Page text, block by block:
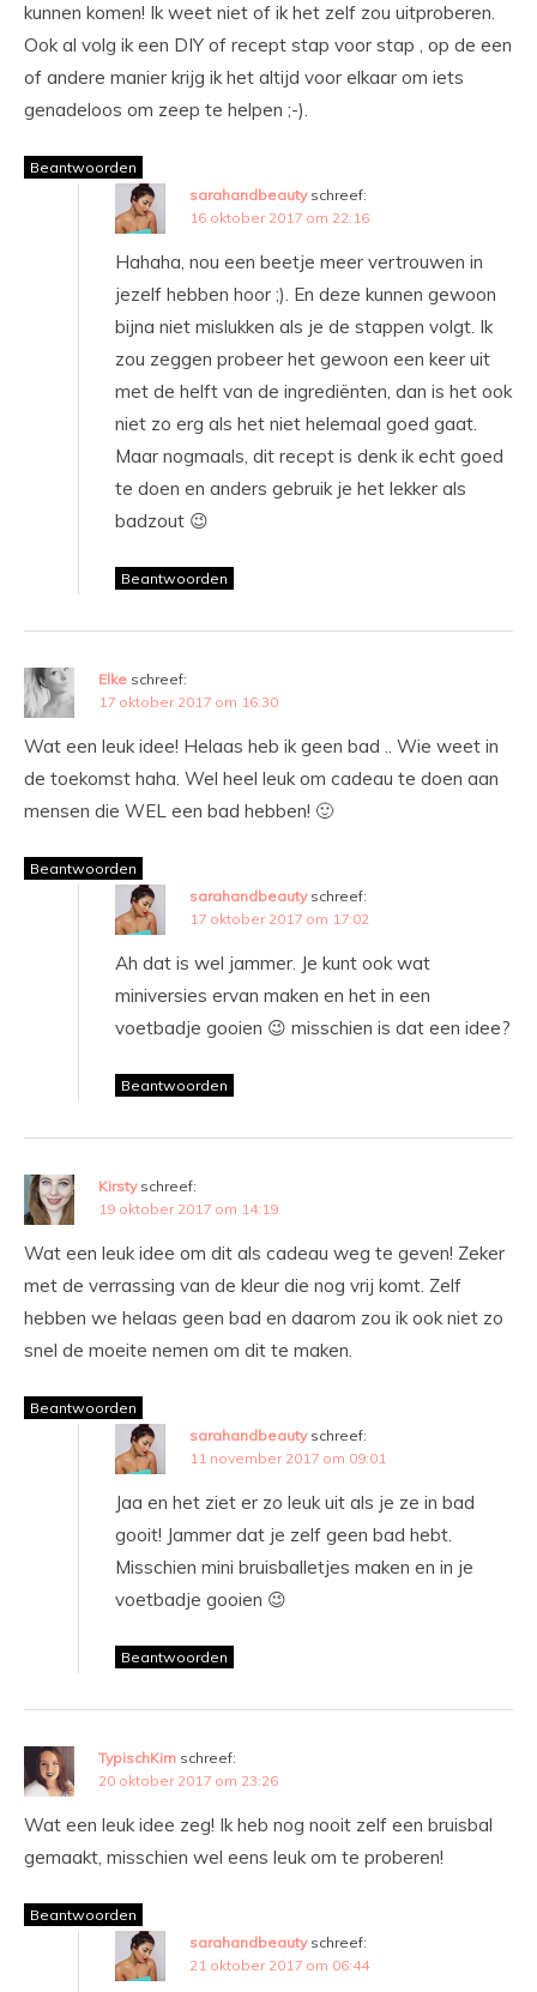
kunnen komen! Ik weet niet of ik het zelf zou uitproberen.
Ook al volg ik een DIY of recept stap voor stap , op de een
of andere manier krijg ik het altijd voor elkaar om iets
genadeloos om zeep te helpen ;-).
Beantwoorden
sarahandbeauty schreef:
16 oktober 2017 om 22:16
Hahaha, nou een beetje meer vertrouwen in
jezelf hebben hoor ;). En deze kunnen gewoon
bijna niet mislukken als je de stappen volgt. Ik
zou zeggen probeer het gewoon een keer uit
met de helft van de ingrediënten, dan is het ook
niet zo erg als het niet helemaal goed gaat.
Maar nogmaals, dit recept is denk ik echt goed
te doen en anders gebruik je het lekker als
badzout 😉
Beantwoorden
Elke schreef:
17 oktober 2017 om 16:30
Wat een leuk idee! Helaas heb ik geen bad .. Wie weet in
de toekomst haha. Wel heel leuk om cadeau te doen aan
mensen die WEL een bad hebben! 🙂
Beantwoorden
sarahandbeauty schreef:
17 oktober 2017 om 17:02
Ah dat is wel jammer. Je kunt ook wat
miniversies ervan maken en het in een
voetbadje gooien 😉 misschien is dat een idee?
Beantwoorden
Kirsty schreef:
19 oktober 2017 om 14:19
Wat een leuk idee om dit als cadeau weg te geven! Zeker
met de verrassing van de kleur die nog vrij komt. Zelf
hebben we helaas geen bad en daarom zou ik ook niet zo
snel de moeite nemen om dit te maken.
Beantwoorden
sarahandbeauty schreef:
11 november 2017 om 09:01
Jaa en het ziet er zo leuk uit als je ze in bad
gooit! Jammer dat je zelf geen bad hebt.
Misschien mini bruisballetjes maken en in je
voetbadje gooien 😉
Beantwoorden
TypischKim schreef:
20 oktober 2017 om 23:26
Wat een leuk idee zeg! Ik heb nog nooit zelf een bruisbal
gemaakt, misschien wel eens leuk om te proberen!
Beantwoorden
sarahandbeauty schreef:
21 oktober 2017 om 06:44